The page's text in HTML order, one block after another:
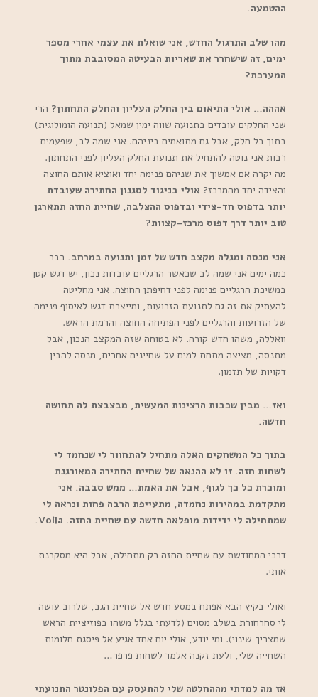
ההטמעה.
מהו שלב התרגול החדש, אני שואלת את עצמי אחרי מספר
ימים, זה שישחרר את שאריות הבעיטה המסובבת מתוך
המערכת?
אההה… אולי התיאום בין החלק העליון והחלק התחתון? הרי
שני החלקים עובדים בתנועה שווה ימין שמאל (תנועה הומולוגית)
בתוך כל חלק, אבל גם מתואמים ביניהם. אני שמה לב, שפעמים
רבות אני נוטה להתחיל את תנועת החלק העליון לפני התחתון.
מה יקרה אם אמשוך את שניהם פנימה יחד ואוציא אותם החוצה
והצידה יחד מהמרכז? אולי בניגוד לסגנון החתירה שעובדת
יותר בדפוס חד-צידי ובדפוס ההצלבה, שחיית החזה תתארגן
טוב יותר דרך דפוס מרכז-קצוות?
אני מנסה ומגלה מקצב חדש של זמן ותנועה במרחב. כבר
כמה ימים אני שמה לב שכאשר הרגליים עובדות נכון, יש דגש קטן
במשיכת הרגליים פנימה לפני דחיפתן החוצה. אני מחליטה
להעתיק את זה גם לתנועת הזרועות, ומייצרת דגש לאיסוף פנימה
של הזרועות והרגליים לפני הפתיחה החוצה והרמת הראש.
וואללה, משהו חדש קורה. לא בטוחה שזה המקצב הנכון, אבל
מתנסה, מציצה מתחת למים על שחיינים אחרים, מנסה להבין
דקויות של תזמון.
ואז… מבין שכבות הרצינות המעשית, מבצבצת לה תחושה
חדשה.
בתוך כל המשחקים האלה מתחיל להתחוור לי שנחמד לי
לשחות חזה. זו לא ההנאה של שחיית החתירה המאורגנת
ומוכרת כל כך לגוף, אבל את האמת… ממש סבבה. אני
מתקדמת במהירות נחמדה, מתעייפת הרבה פחות ונראה לי
שמתחילה לי ידידות מופלאה חדשה עם שחיית החזה. Voila.
דרכי המחודשת עם שחיית החזה רק מתחילה, אבל היא מסקרנת
אותי.
ואולי בקיץ הבא אפתח במסע חדש אל שחיית הגב, שלרוב עושה
לי סחרחורת בשלב מסוים (לדעתי בגלל משהו בפוזיציית הראש
שמצריך שינוי). ומי יודע, אולי יום אחד אגיע אל פיסגת חלומות
השחייה שלי, ולעת זקנה אלמד לשחות פרפר…
אז מה למדתי מההחלטה שלי להתעסק עם הפלונטר התנועתי